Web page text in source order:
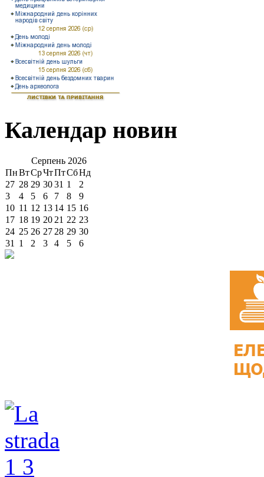
Календар новин
Серпень 2026
ПнВтСрЧтПтСбНд
27 28 29 3031 1
2
3
4 5 6 7 8
9
10 11 12 13 14 15 16
17 18 19 20 21 22 23
24 25 26 27 28 29 30
31
1 2 3 4 5 6